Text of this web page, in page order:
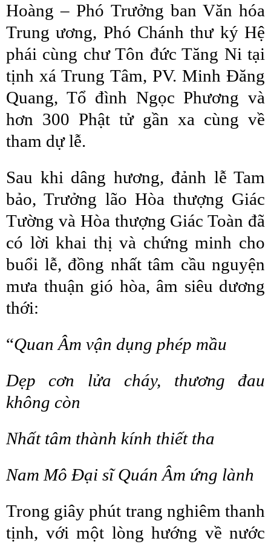
Hoàng – Phó Trưởng ban Văn hóa
Trung ương, Phó Chánh thư ký Hệ
phái cùng chư Tôn đức Tăng Ni tại
tịnh xá Trung Tâm, PV. Minh Đăng
Quang, Tổ đình Ngọc Phương và
hơn 300 Phật tử gần xa cùng về
tham dự lễ.
Sau khi dâng hương, đảnh lễ Tam
bảo, Trưởng lão Hòa thượng Giác
Tường và Hòa thượng Giác Toàn đã
có lời khai thị và chứng minh cho
buổi lễ, đồng nhất tâm cầu nguyện
mưa thuận gió hòa, âm siêu dương
thới:
“Quan Âm vận dụng phép mầu
Dẹp cơn lửa cháy, thương đau
không còn
Nhất tâm thành kính thiết tha
Nam Mô Đại sĩ Quán Âm ứng lành
Trong giây phút trang nghiêm thanh
tịnh, với một lòng hướng về nước